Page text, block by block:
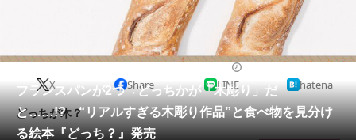
教育・育児
動物 リサーチ
会員記事
メディア
フランスパンが2つ→どっちかが「木彫り」だ
と……!? “リアルすぎる木彫り作品”と食べ物を見分け
る絵本『どっち？』発売
X Share LINE hatena
どっちが木？